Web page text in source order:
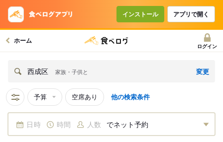
インストール アプリで開く
ホーム
ログイン
西成区 家族・子供と 変更
予算 空席あり 他の検索条件
日時 時間 人数 でネット予約